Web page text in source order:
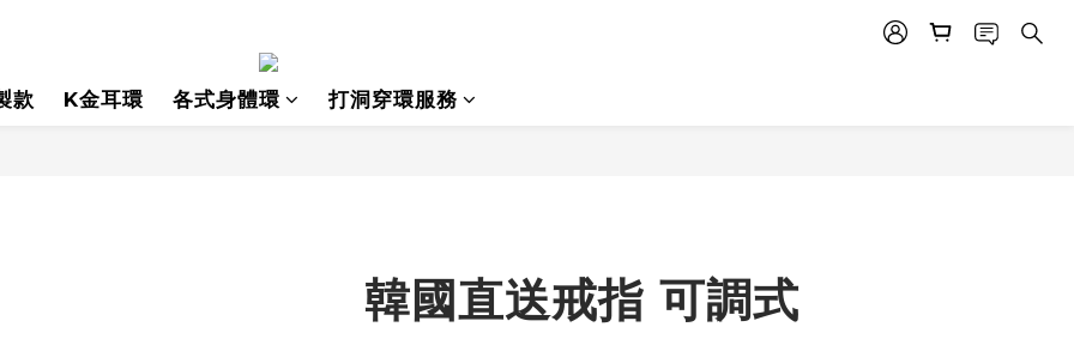
款 K金耳環 各式身體環 打洞穿環服務
韓國直送戒指 可調式